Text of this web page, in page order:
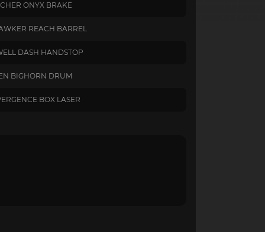
ONYX BRAKE
REACH BARREL
DASH HANDSTOP
BIGHORN DRUM
BOX LASER